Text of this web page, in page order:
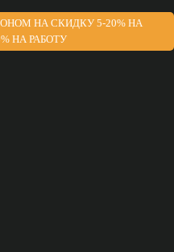
НА СКИДКУ 5-20% НА
НА РАБОТУ